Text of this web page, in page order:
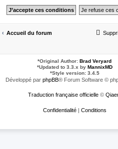
Accueil du forum
*Original Author: Brad Veryard
*Updated to 3.3.x by MannixMD
*Style version: 3.4.5
Développé par phpBB® Forum Software ©
Traduction française officielle©
Confidentialité | Conditions